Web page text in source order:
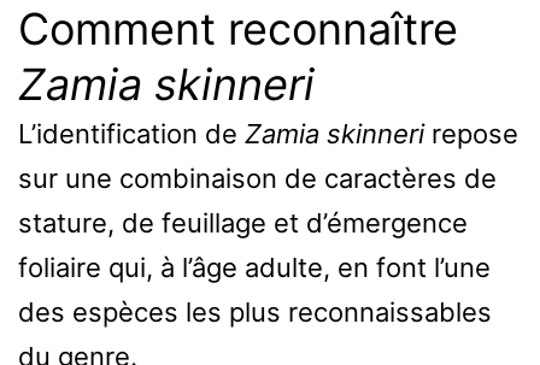
Comment reconnaître
Zamia skinneri
L’identification de Zamia skinnerirepose
sur une combinaison de caractères de
stature, de feuillage et d’émergence
foliaire qui, à l’âge adulte, en font l’une
des espèces les plus reconnaissables
du genre.